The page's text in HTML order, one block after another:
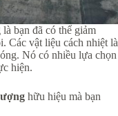
bạn đã có thể giảm
Các vật liệu cách nhiệt là
Nó có nhiều lựa chọn
hiện.
hữu hiệu mà bạn